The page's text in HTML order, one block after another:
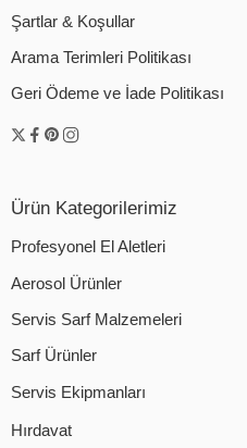
Şartlar & Koşullar
Arama Terimleri Politikası
Geri Ödeme ve İade Politikası
Ürün Kategorilerimiz
Profesyonel El Aletleri
Aerosol Ürünler
Servis Sarf Malzemeleri
Sarf Ürünler
Servis Ekipmanları
Hırdavat